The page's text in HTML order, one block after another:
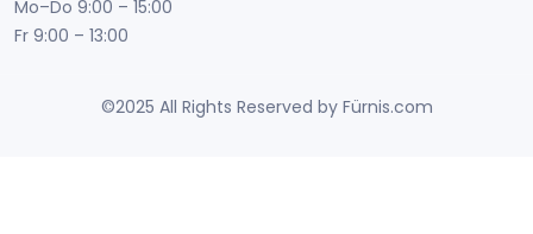
Mo–Do 9:00 – 15:00
Fr 9:00 – 13:00
©2025 All Rights Reserved by Fürnis.com